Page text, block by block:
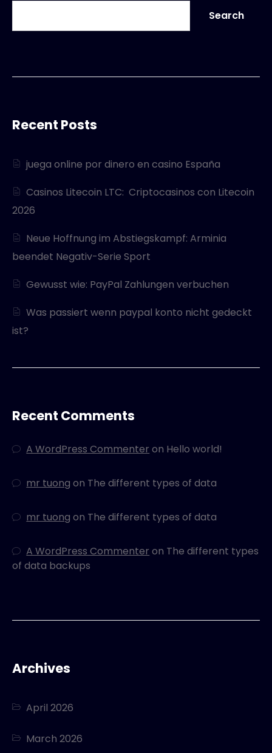
Search
Recent Posts
juega online por dinero en casino España
Casinos Litecoin LTC: ️ Criptocasinos con Litecoin
2026
Neue Hoffnung im Abstiegskampf: Arminia
beendet Negativ-Serie Sport
Gewusst wie: PayPal Zahlungen verbuchen
Was passiert wenn paypal konto nicht gedeckt
ist?
Recent Comments
A WordPress Commenter on Hello world!
mr tuong on The different types of data
mr tuong on The different types of data
A WordPress Commenter on The different types
of data backups
Archives
April 2026
March 2026